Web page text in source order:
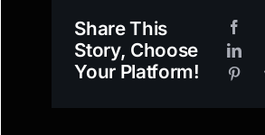
Share This
Story, Choose
Your Platform!